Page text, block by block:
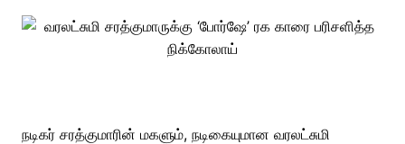
நடிகர் சரத்குமாரின் மகளும், நடிகையுமான வரலட்சுமி